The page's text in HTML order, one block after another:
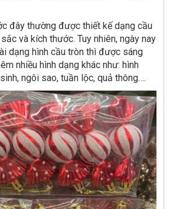
đây thường được thiết kế dạng cầu
và kích thước. Tuy nhiên, ngày nay
dạng hình cầu tròn thì được sáng
nhiều hình dạng khác như: hình
ngôi sao, tuần lộc, quả thông….